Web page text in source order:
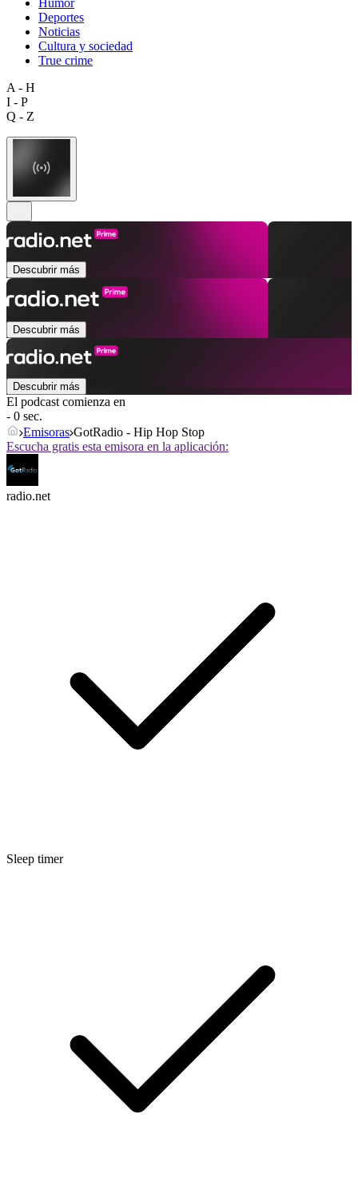
Deportes
Noticias
Cultura y sociedad
True crime
A - H
I - P
Q - Z
Descubrir más
Descubrir más
Descubrir más
El podcast comienza en
- 0 sec.
Emisoras GotRadio - Hip Hop Stop
Escucha gratis esta emisora en la aplicación:
radio.net
Sleep timer